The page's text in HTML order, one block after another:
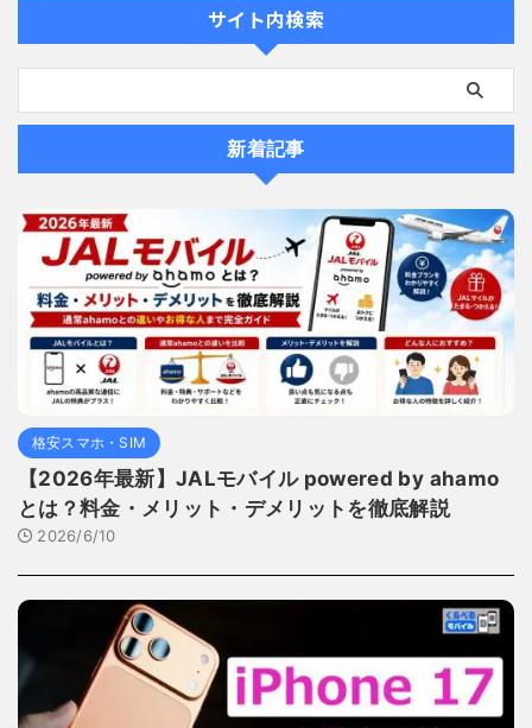
サイト内検索
新着記事
格安スマホ・SIM
【2026年最新】JALモバイル powered by ahamo
とは？料金・メリット・デメリットを徹底解説
2026/6/10